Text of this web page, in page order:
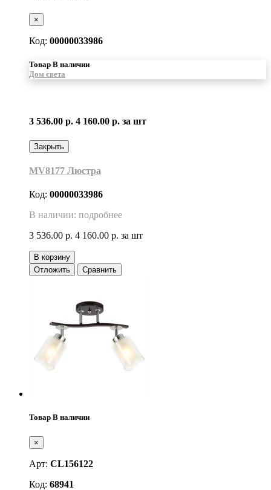
×
Код: 00000033986
Товар В наличии
Дом света
3 536.00 р. 4 160.00 р. за шт
Закрыть
MV8177 Люстра
Код: 00000033986
В наличии: подробнее
3 536.00 р. 4 160.00 р. за шт
В корзину
Отложить
Сравнить
Товар В наличии
×
Арт: CL156122
Код: 68941